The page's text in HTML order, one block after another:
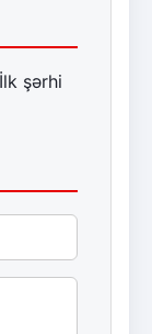
şərhi